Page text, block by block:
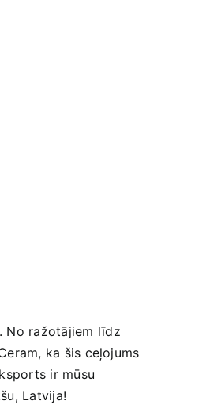
No ​ražotājiem līdz
ka šis ceļojums
ir mūsu
Latvija!